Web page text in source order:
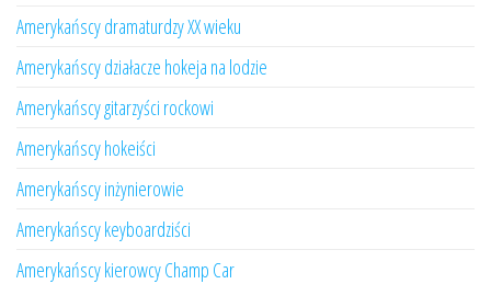
Amerykańscy dramaturdzy XX wieku
Amerykańscy działacze hokeja na lodzie
Amerykańscy gitarzyści rockowi
Amerykańscy hokeiści
Amerykańscy inżynierowie
Amerykańscy keyboardziści
Amerykańscy kierowcy Champ Car